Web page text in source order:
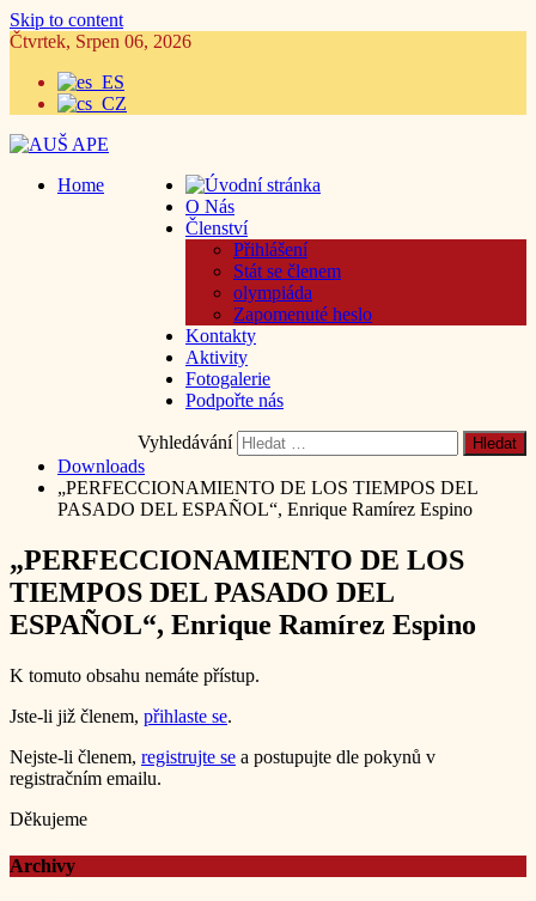
Skip to content
Čtvrtek, Srpen 06, 2026
O Nás
Členství
Přihlášení
Stát se členem
olympiáda
Zapomenuté heslo
Kontakty
Aktivity
Fotogalerie
Podpořte nás
Vyhledávání
Home
Downloads
„PERFECCIONAMIENTO DE LOS TIEMPOS DEL
PASADO DEL ESPAÑOL“, Enrique Ramírez Espino
„PERFECCIONAMIENTO DE LOS
TIEMPOS DEL PASADO DEL
ESPAÑOL“, Enrique Ramírez Espino
K tomuto obsahu nemáte přístup.
Jste-li již členem, přihlaste se.
Nejste-li členem, registrujte se a postupujte dle pokynů v
registračním emailu.
Děkujeme
Archivy